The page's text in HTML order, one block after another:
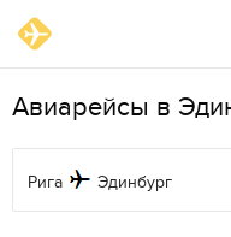
Авиарейсы в
Рига Эдинбург